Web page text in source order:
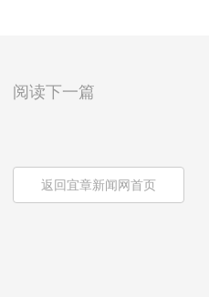
阅读下一篇
返回宜章新闻网首页